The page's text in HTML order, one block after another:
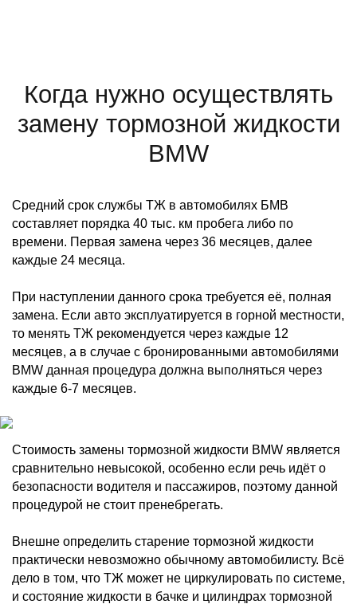
Когда нужно осуществлять
замену тормозной жидкости
BMW
Средний срок службы ТЖ в автомобилях БМВ
составляет порядка 40 тыс. км пробега либо по
времени. Первая замена через 36 месяцев, далее
каждые 24 месяца.
При наступлении данного срока требуется её, полная
замена. Если авто эксплуатируется в горной местности,
то менять ТЖ рекомендуется через каждые 12
месяцев, а в случае с бронированными автомобилями
BMW данная процедура должна выполняться через
каждые 6-7 месяцев.
Стоимость замены тормозной жидкости BMW является
сравнительно невысокой, особенно если речь идёт о
безопасности водителя и пассажиров, поэтому данной
процедурой не стоит пренебрегать.
Внешне определить старение тормозной жидкости
практически невозможно обычному автомобилисту. Всё
дело в том, что ТЖ может не циркулировать по системе,
и состояние жидкости в бачке и цилиндрах тормозной